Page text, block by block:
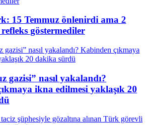
15 Temmuz önlenirdi ama 2
göstermediler
gazisi” nasıl yakalandı?
ikna edilmesi yaklaşık 20